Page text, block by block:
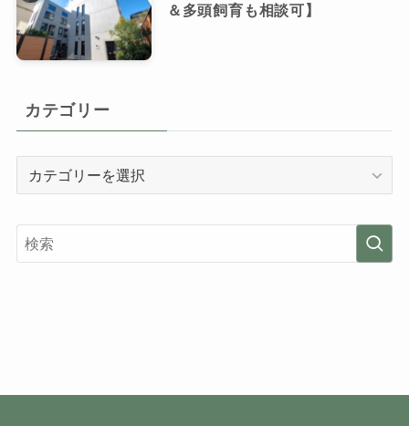
＆多頭飼育も相談可】
カテゴリー
リ
ー